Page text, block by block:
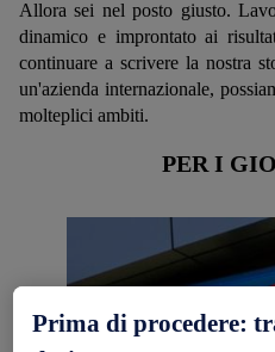
Allora sei nel posto giusto.
dinamico e improntato ai
continuare a scrivere la nostra
un'azienda internazionale,
molteplici ambiti.
PER I
Prima di procedere: